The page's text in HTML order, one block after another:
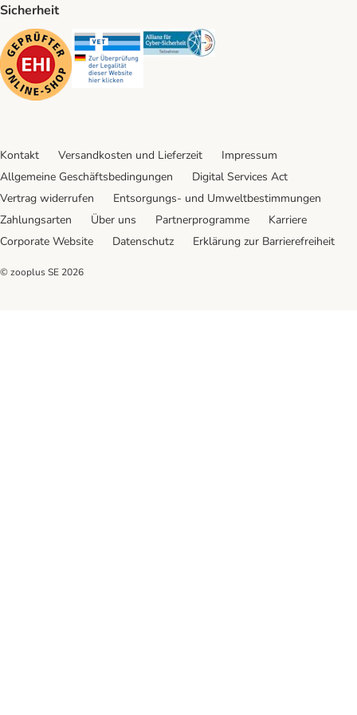
Sicherheit
Security Security Security
Kontakt Versandkosten und Lieferzeit
Impressum
Allgemeine Geschäftsbedingungen
Digital Services Act
Vertrag widerrufen
Entsorgungs- und Umweltbestimmungen
Zahlungsarten
Über uns Partnerprogramme
Karriere
Corporate Website
Datenschutz Erklärung zur Barrierefreiheit
© zooplus SE 2026